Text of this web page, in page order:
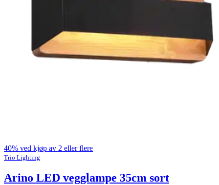
40% ved kjøp av 2 eller flere
Trio Lighting
Arino LED vegglampe 35cm sort